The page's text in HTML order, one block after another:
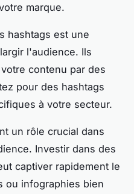
marque.
hashtags est une
l'audience. Ils
contenu par des
pour des hashtags
à votre secteur.
un rôle crucial dans
Investir dans des
captiver rapidement le
ou infographies bien